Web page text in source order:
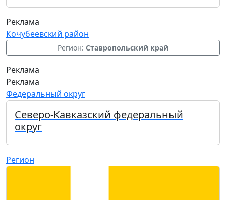
Реклама
Кочубеевский район
Регион: Ставропольский край
Реклама
Реклама
Федеральный округ
Северо-Кавказский федеральный
округ
Регион